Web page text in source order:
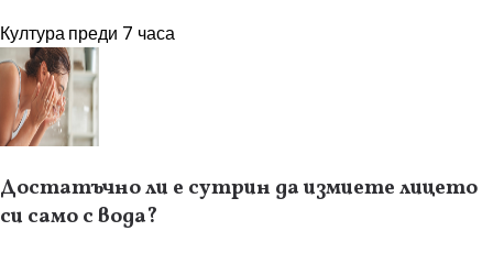
Културапреди 7 часа
Достатъчно ли е сутрин да измиете лицето
си само с вода?